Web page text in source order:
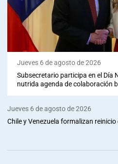
Jueves 6 de agosto de 2026
Subsecretario participa en el Día
nutrida agenda de colaboración
Jueves 6 de agosto de 2026
Chile y Venezuela formalizan